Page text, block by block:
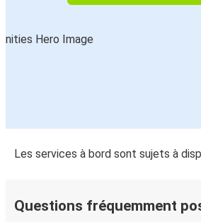
Les services à bord sont sujets à
Questions fréquemment